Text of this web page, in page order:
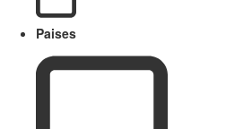
Paises